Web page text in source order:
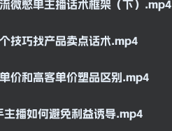
微憋单主播话术框架（下）.mp4
技巧找产品卖点话术.mp4
价和高客单价塑品区别.mp4
主播如何避免利益诱导.mp4